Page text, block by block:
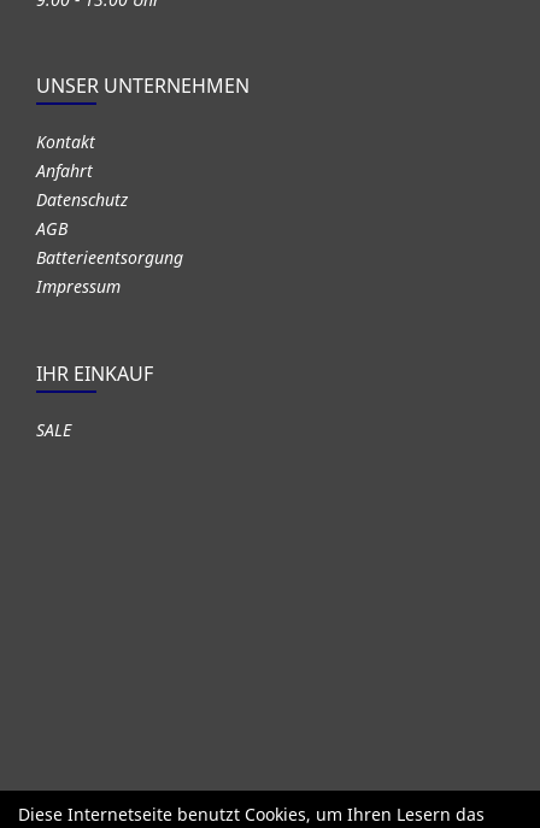
UNSER UNTERNEHMEN
Kontakt
Anfahrt
Datenschutz
AGB
Batterieentsorgung
Impressum
IHR EINKAUF
SALE
Fahrräder Gute gebrauchte Fahrräder Roller + Laufräder
Diese Internetseite benutzt Cookies, um Ihren Lesern das